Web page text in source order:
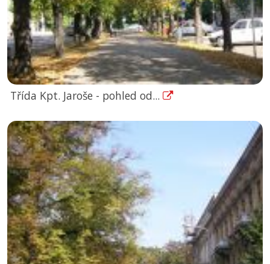
Třída Kpt. Jaroše - pohled od...